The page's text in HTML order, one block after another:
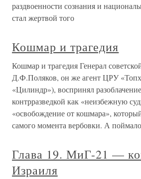
раздвоенности сознания и
стал жертвой того
Кошмар и трагедия
Кошмар и трагедия Генерал
Д.Ф.Поляков, он же агент ЦРУ
«Цилиндр»), воспринял
контрразведкой как «неизбежную
«освобождение от кошмара»,
самого момента вербовки. А поймало
Глава 19. МиГ-21 —
Израиля